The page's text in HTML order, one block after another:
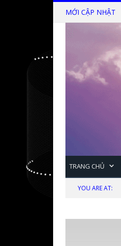
MỚI CẬP NHẬT
TRANG CHỦ
YOU ARE AT: